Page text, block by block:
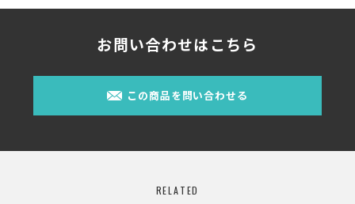
お問い合わせはこちら
この商品を問い合わせる
RELATED